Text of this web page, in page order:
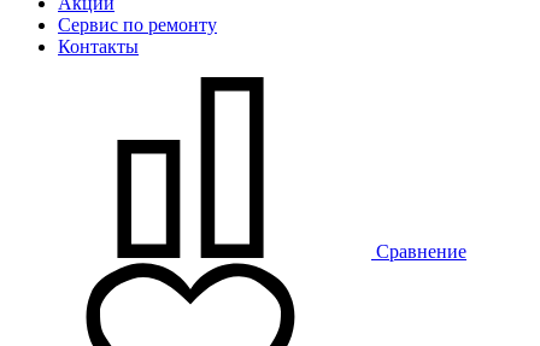
Сервис по ремонту
Контакты
Сравнение